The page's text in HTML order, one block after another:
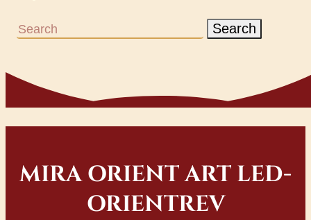
Search
MIRA ORIENT ART LED-
ORIENTREV